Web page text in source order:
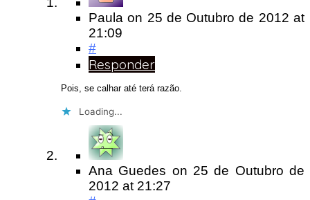
Paula on 25 de Outubro de 2012at
21:09
#
Responder
Pois, se calhar até terá razão.
Loading...
Ana Guedes on 25 de Outubro de
2012 at 21:27